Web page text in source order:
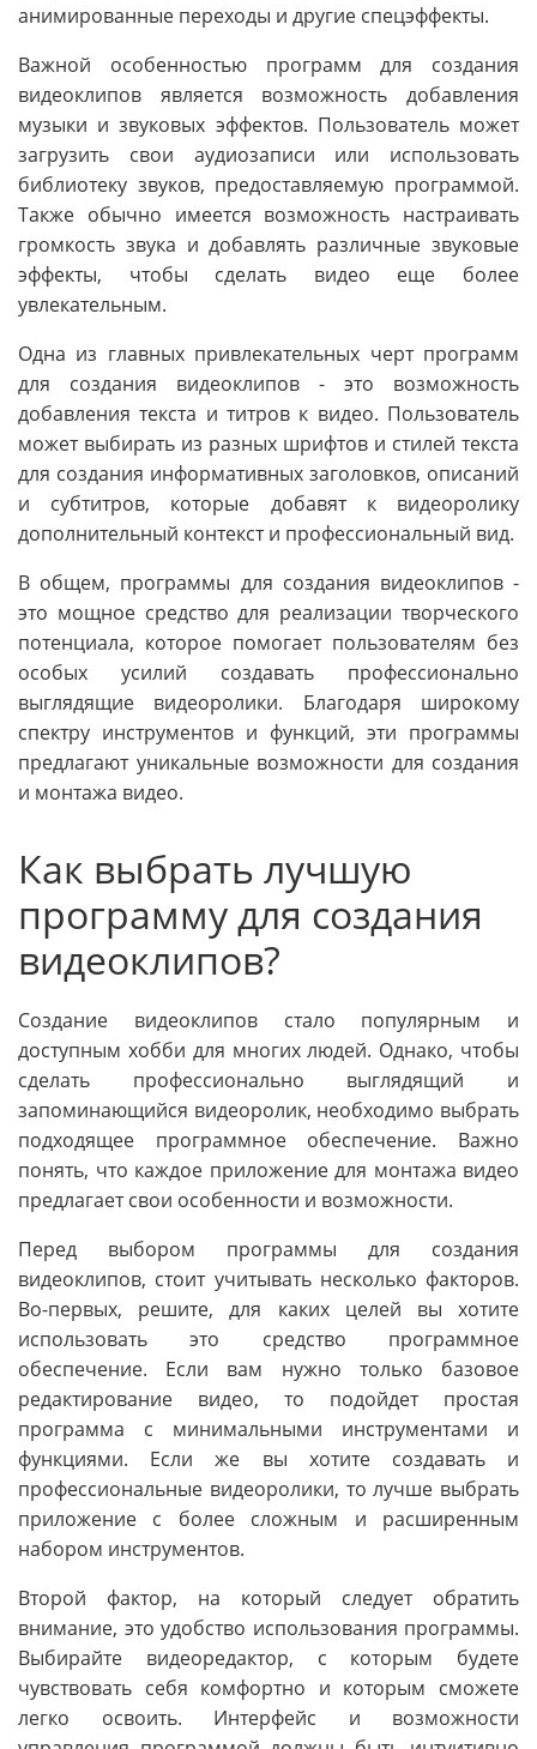
анимированные переходы и другие спецэффекты.
Важной особенностью программ для создания
видеоклипов является возможность добавления
музыки и звуковых эффектов. Пользователь может
загрузить свои аудиозаписи или использовать
библиотеку звуков, предоставляемую программой.
Также обычно имеется возможность настраивать
громкость звука и добавлять различные звуковые
эффекты, чтобы сделать видео еще более
увлекательным.
Одна из главных привлекательных черт программ
для создания видеоклипов - это возможность
добавления текста и титров к видео. Пользователь
может выбирать из разных шрифтов и стилей текста
для создания информативных заголовков, описаний
и субтитров, которые добавят к видеоролику
дополнительный контекст и профессиональный вид.
В общем, программы для создания видеоклипов -
это мощное средство для реализации творческого
потенциала, которое помогает пользователям без
особых усилий создавать профессионально
выглядящие видеоролики. Благодаря широкому
спектру инструментов и функций, эти программы
предлагают уникальные возможности для создания
и монтажа видео.
Как выбрать лучшую
программу для создания
видеоклипов?
Создание видеоклипов стало популярным и
доступным хобби для многих людей. Однако, чтобы
сделать профессионально выглядящий и
запоминающийся видеоролик, необходимо выбрать
подходящее программное обеспечение. Важно
понять, что каждое приложение для монтажа видео
предлагает свои особенности и возможности.
Перед выбором программы для создания
видеоклипов, стоит учитывать несколько факторов.
Во-первых, решите, для каких целей вы хотите
использовать это средство программное
обеспечение. Если вам нужно только базовое
редактирование видео, то подойдет простая
программа с минимальными инструментами и
функциями. Если же вы хотите создавать и
профессиональные видеоролики, то лучше выбрать
приложение с более сложным и расширенным
набором инструментов.
Второй фактор, на который следует обратить
внимание, это удобство использования программы.
Выбирайте видеоредактор, с которым будете
чувствовать себя комфортно и которым сможете
легко освоить. Интерфейс и возможности